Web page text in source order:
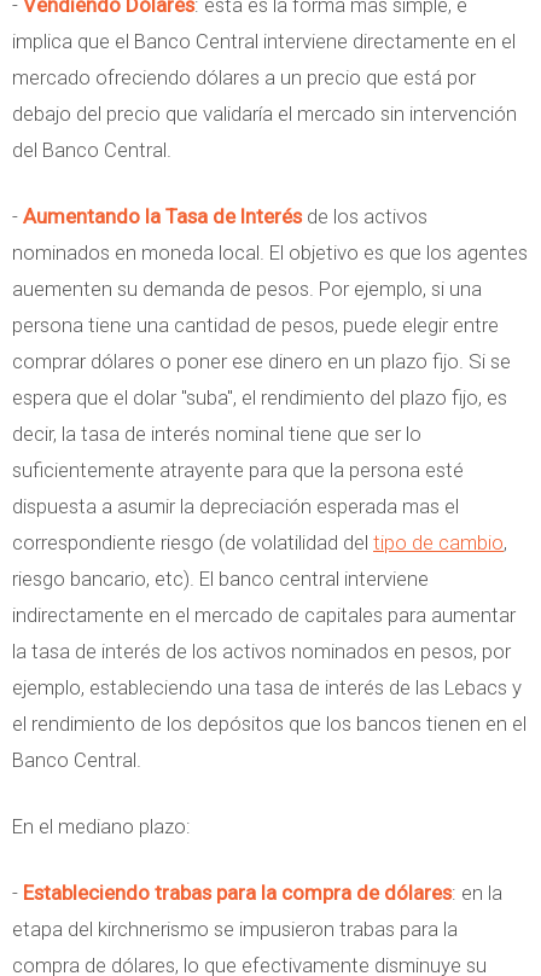
implica que el Banco Central interviene directamente en el
mercado ofreciendo dólares a un precio que está por
debajo del precio que validaría el mercado sin intervención
del Banco Central.
- Aumentando la Tasa de Interésde los activos
nominados en moneda local. El objetivo es que los agentes
auementen su demanda de pesos. Por ejemplo, si una
persona tiene una cantidad de pesos, puede elegir entre
comprar dólares o poner ese dinero en un plazo fijo. Si se
espera que el dolar "suba", el rendimiento del plazo fijo, es
decir, la tasa de interés nominal tiene que ser lo
suficientemente atrayente para que la persona esté
dispuesta a asumir la depreciación esperada mas el
correspondiente riesgo (de volatilidad del tipo de cambio,
riesgo bancario, etc). El banco central interviene
indirectamente en el mercado de capitales para aumentar
la tasa de interés de los activos nominados en pesos, por
ejemplo, estableciendo una tasa de interés de las Lebacs y
el rendimiento de los depósitos que los bancos tienen en el
Banco Central.
En el mediano plazo:
- Estableciendo trabas para la compra de dólares: en la
etapa del kirchnerismo se impusieron trabas para la
compra de dólares, lo que efectivamente disminuye su